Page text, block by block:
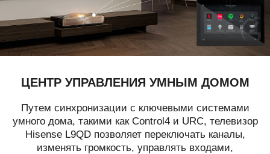
ЦЕНТР УПРАВЛЕНИЯ УМНЫМ ДОМОМ
Путем синхронизации с ключевыми системами
умного дома, такими как Control4 и URC, телевизор
Hisense L9QD позволяет переключать каналы,
изменять громкость, управлять входами,